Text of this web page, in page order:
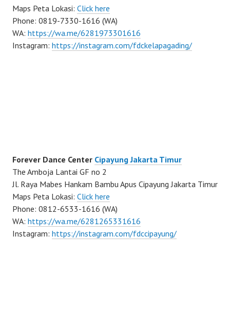
Maps Peta Lokasi: Click here
Phone: 0819-7330-1616 (WA)
WA: https://wa.me/6281973301616
Instagram: https://instagram.com/fdckelapagading/
Forever Dance Center Cipayung Jakarta Timur
The Amboja Lantai GF no 2
Jl. Raya Mabes Hankam Bambu Apus Cipayung Jakarta Timur
Maps Peta Lokasi: Click here
Phone: 0812-6533-1616 (WA)
WA: https://wa.me/6281265331616
Instagram: https://instagram.com/fdccipayung/